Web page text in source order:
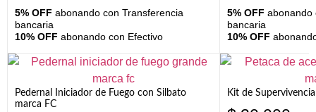
5% OFF abonando con Transferencia
bancaria
10% OFF abonando con Efectivo
5% OFF abonando
bancaria
10% OFF
Pedernal Iniciador de Fuego con Silbato
marca FC
Kit de